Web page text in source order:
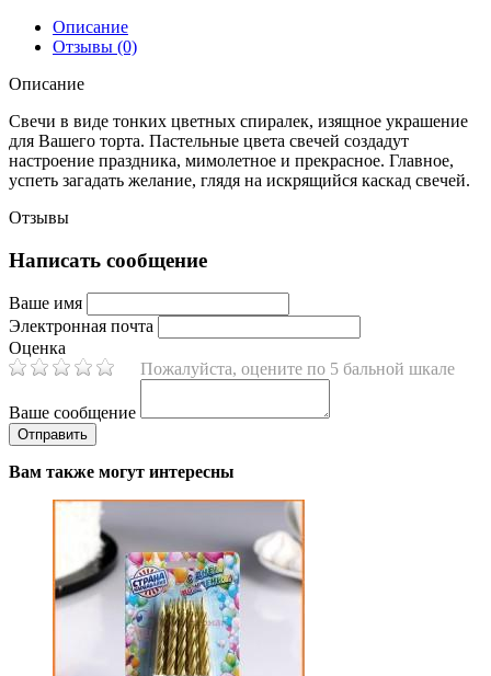
Описание
Отзывы (0)
Описание
Свечи в виде тонких цветных спиралек, изящное украшение
для Вашего торта. Пастельные цвета свечей создадут
настроение праздника, мимолетное и прекрасное. Главное,
успеть загадать желание, глядя на искрящийся каскад свечей.
Отзывы
Написать сообщение
Ваше имя
Электронная почта
Оценка
Пожалуйста, оцените по 5 бальной шкале
Ваше сообщение
Вам также могут интересны